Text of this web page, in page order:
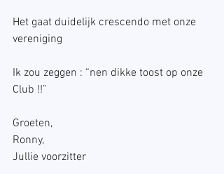
Het gaat duidelijk crescendo met onze
vereniging
Ik zou zeggen : “nen dikke toost op onze
Club !!”
Groeten,
Ronny,
Jullie voorzitter